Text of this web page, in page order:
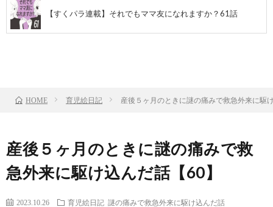
【すくパラ連載】それでもママ友になれますか？61話
HOME 育児絵日記 産後５ヶ月のときに謎の痛みで救急外来に駆
産後５ヶ月のときに謎の痛みで救
急外来に駆け込んだ話【60】
2023.10.26 育児絵日記 謎の痛みで救急外来に駆け込んだ話